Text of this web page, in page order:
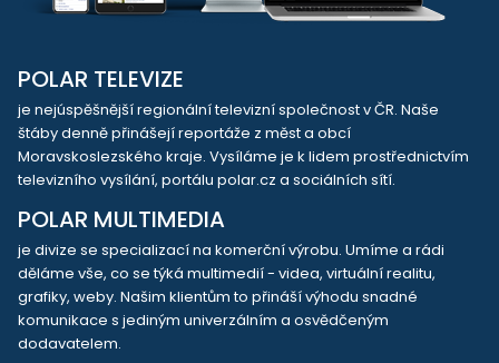
POLAR TELEVIZE
je nejúspěšnější regionální televizní společnost v ČR. Naše
štáby denně přinášejí reportáže z měst a obcí
Moravskoslezského kraje. Vysíláme je k lidem prostřednictvím
televizního vysílání, portálu polar.cz a sociálních sítí.
POLAR MULTIMEDIA
je divize se specializací na komerční výrobu. Umíme a rádi
děláme vše, co se týká multimedií - videa, virtuální realitu,
grafiky, weby. Našim klientům to přináší výhodu snadné
komunikace s jediným univerzálním a osvědčeným
dodavatelem.